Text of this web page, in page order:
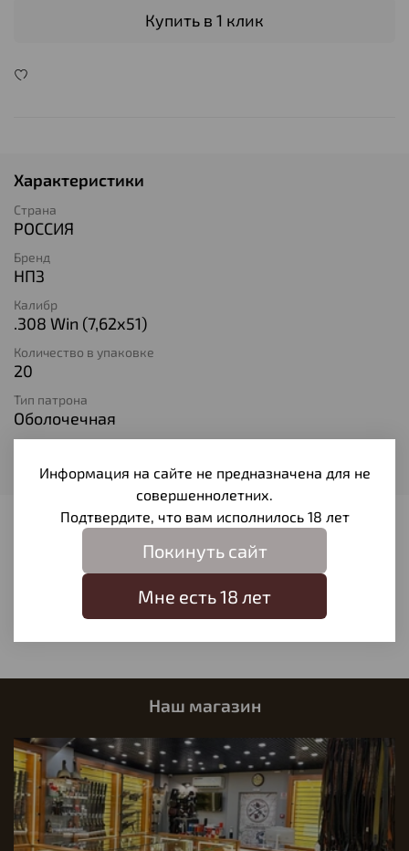
Купить в 1 клик
Характеристики
Страна
РОССИЯ
Бренд
НПЗ
Калибр
.308 Win (7,62х51)
Количество в упаковке
20
Тип патрона
Оболочечная
Отзывов еще никто не оставлял
Написать отзыв
Наш магазин
Информация на сайте не предназначена для не
совершеннолетних.
Подтвердите, что вам исполнилось 18 лет
Покинуть сайт
Мне есть 18 лет